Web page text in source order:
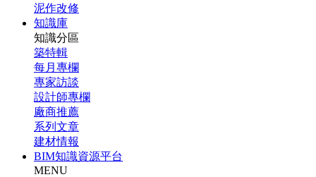
泥作改修
知識庫
知識分區
築特輯
每月專欄
專家訪談
設計師專欄
廠商推薦
系列文章
建材情報
BIM知識資源平台
MENU